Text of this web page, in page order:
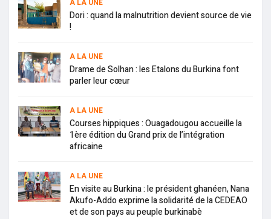
Dori : quand la malnutrition devient source de vie
!
A LA UNE
Drame de Solhan : les Etalons du Burkina font
parler leur cœur
A LA UNE
Courses hippiques : Ouagadougou accueille la
1ère édition du Grand prix de l’intégration
africaine
A LA UNE
En visite au Burkina : le président ghanéen, Nana
Akufo-Addo exprime la solidarité de la CEDEAO
et de son pays au peuple burkinabè